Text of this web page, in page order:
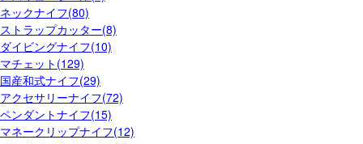
ネックナイフ(80)
ストラップカッター(8)
ダイビングナイフ(10)
マチェット(129)
国産和式ナイフ(29)
アクセサリーナイフ(72)
ペンダントナイフ(15)
マネークリップナイフ(12)